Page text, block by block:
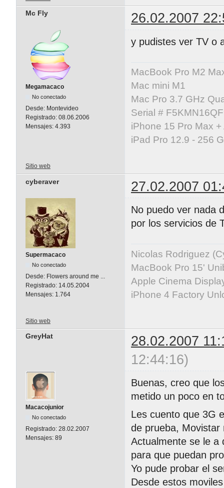
Mc Fly 26.02.2007
Megamacaco
No conectado
Desde: Montevideo
Registrado: 08.06.2006
Mensajes: 4.393
y pudistes ver TV o
MacBook Pro M2
Mac mini M1
Mac Pro 3.7 GHz
Serial #
iPhone 15 Pro Max
iPad Pro 12.9 - 256
Sitio web
cyberaver 27.02.2007
Supermacaco
No conectado
Desde: Flowers around me ...
Registrado: 14.05.2004
Mensajes: 1.764
No puedo ver nada
por los servicios de
Nicolas Rodriguez
MacBook Pro 15'
Apple Cinema
iPhone 4 Factory
Sitio web
GreyHat
28.02.2007
12:44:16)
Macacojunior
No conectado
Registrado: 28.02.2007
Mensajes: 89
Buenas, creo que
metido un poco en
Les cuento que 3G
de prueba,
Actualmente se le a
para que puedan
Yo pude probar el
Desde estos